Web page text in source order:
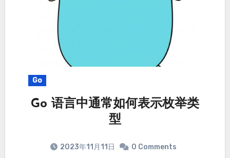
Go
Go 语言中通常如何表示枚举类
型
2023年11月11日 0 Comments